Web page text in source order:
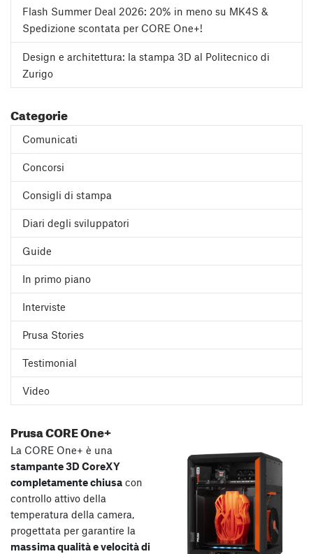
Flash Summer Deal 2026: 20% in meno su MK4S &
Spedizione scontata per CORE One+!
Design e architettura: la stampa 3D al Politecnico di
Zurigo
Categorie
Comunicati
Concorsi
Consigli di stampa
Diari degli sviluppatori
Guide
In primo piano
Interviste
Prusa Stories
Testimonial
Video
Prusa CORE One+
La CORE One+ è una
stampante 3D CoreXY
completamente chiusa con
controllo attivo della
temperatura della camera,
progettata per garantire la
massima qualità e velocità di